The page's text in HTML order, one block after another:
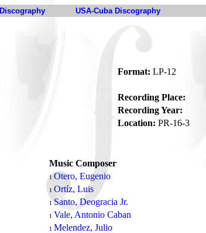
Discography USA-Cuba Discography
Format: LP-12
Recording Place:
Recording Year:
Location: PR-16-3
Music Composer
1 Otero, Eugenio
1 Ortíz, Luis
1Santo, Deogracia Jr.
1 Vale, Antonio Caban
1 Melendez, Julio